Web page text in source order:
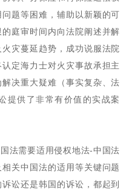
题等困难，辅助以新颖的可
庭审时间内向法院阐述并解
灾蔓延趋势，成功说服法院
定海力士对火灾事故承担主
决重大疑难（事实复杂、法
提供了非常有价值的实战案
法需要适用侵权地法-中国法
关中国法的适用等关键问题
讼还是韩国的诉讼，都起到